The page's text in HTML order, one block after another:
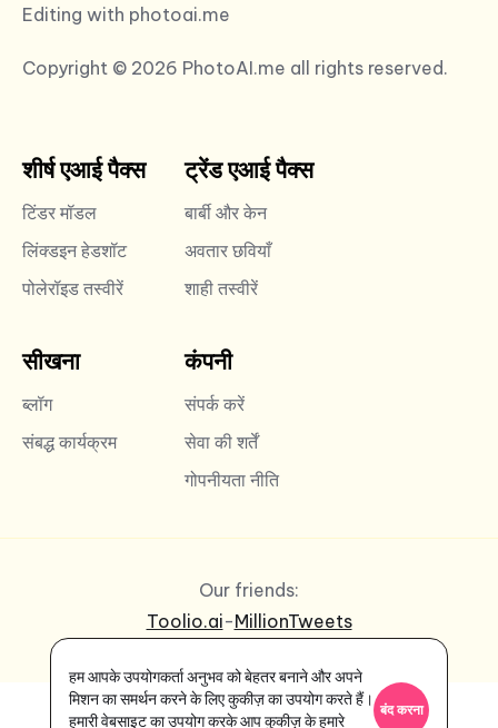
Editing with photoai.me
Copyright © 2026 PhotoAI.me all rights reserved.
शीर्ष एआई पैक्स
टिंडर मॉडल
लिंक्डइन हेडशॉट
पोलेरॉइड तस्वीरें
ट्रेंड एआई पैक्स
बार्बी और केन
अवतार छवियाँ
शाही तस्वीरें
सीखना
ब्लॉग
संबद्ध कार्यक्रम
कंपनी
संपर्क करें
सेवा की शर्तें
गोपनीयता नीति
Our friends:
Toolio.ai-MillionTweets
हम आपके उपयोगकर्ता अनुभव को बेहतर बनाने और अपने
मिशन का समर्थन करने के लिए कुकीज़ का उपयोग करते हैं।
हमारी वेबसाइट का उपयोग करके आप कुकीज़ के हमारे
बंद करना